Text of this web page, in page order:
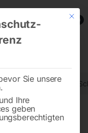
0
Aufroller
Mit
Sie unsere
Ihre
geben